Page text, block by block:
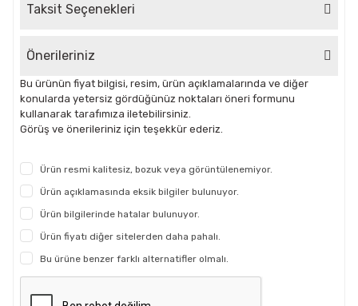
Taksit Seçenekleri
Önerileriniz
Bu ürünün fiyat bilgisi, resim, ürün açıklamalarında ve diğer
konularda yetersiz gördüğünüz noktaları öneri formunu
kullanarak tarafımıza iletebilirsiniz.
Görüş ve önerileriniz için teşekkür ederiz.
Ürün resmi kalitesiz, bozuk veya görüntülenemiyor.
Ürün açıklamasında eksik bilgiler bulunuyor.
Ürün bilgilerinde hatalar bulunuyor.
Ürün fiyatı diğer sitelerden daha pahalı.
Bu ürüne benzer farklı alternatifler olmalı.